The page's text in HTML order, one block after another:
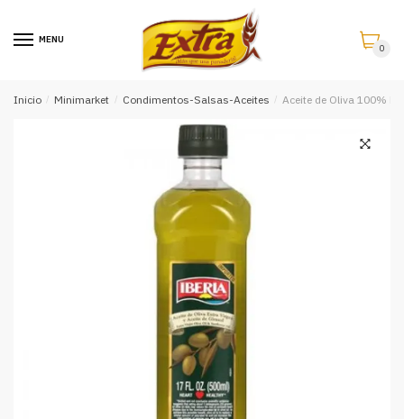
MENU
0
Inicio / Minimarket / Condimentos-Salsas-Aceites / Aceite de Oliva 100%